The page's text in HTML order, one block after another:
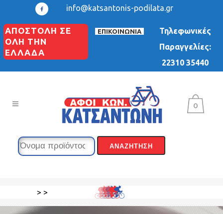
info@katsantonis-podilata.gr
ΑΠΟΣΤΟΛΗ ΣΕ
ΟΛΗ ΤΗΝ
ΕΛΛΑΔΑ
ΕΠΙΚΟΙΝΩΝΙΑ
Τηλεφωνικές
Παραγγελίες:
22310 35440
0
> >